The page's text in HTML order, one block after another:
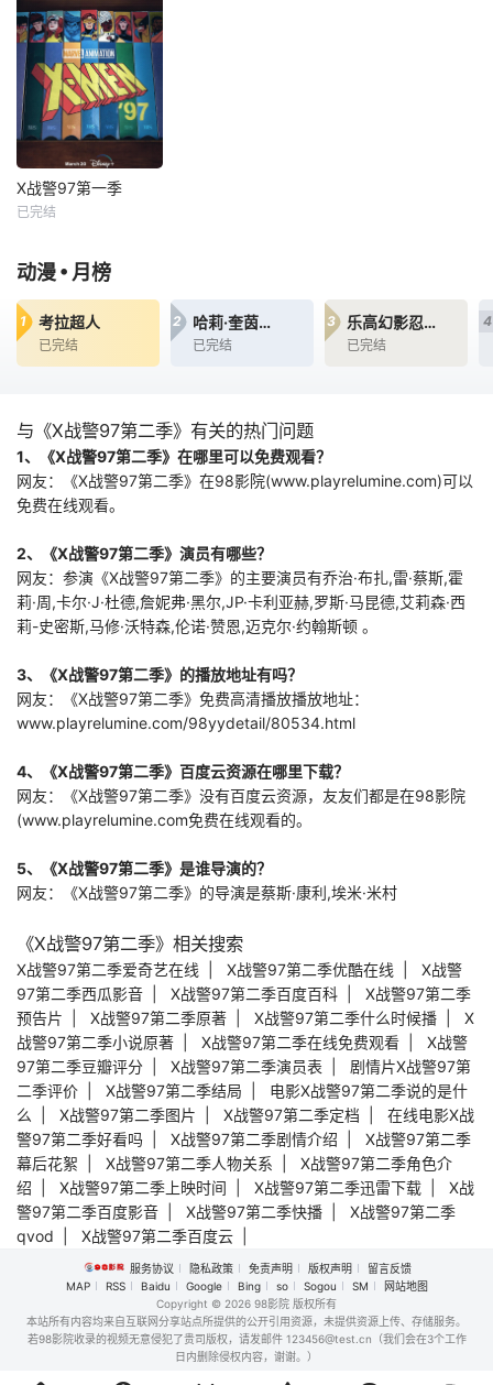
间线，从过去，到
未来，而他们将在
最脆弱的时间点遭
遇袭击——如今，1
990年代。天启发
威，大战来临。
X战警97第一季
艾莉森·西莉-史密斯
该剧是90年代X战
警系列动画续集，
万磁王领导X战
警。 &amp;nbsp;
p; &amp;nbsp; &a
mp;nbsp; &amp;nb
sp; &amp;nbsp; &a
mp;nbsp; &amp;nb
X战警97第一季
已完结
动漫• 月榜
1 考拉超人
已完结
2 哈莉·奎茵第五季
已完结
3 乐高幻影忍者：神龙崛起
已完结
4
与《X战警97第二季》有关的热门问题
1、《X战警97第二季》在哪里可以免费观看？
网友：《X战警97第二季》在98影院(www.playrelumine.com)可以
免费在线观看。
2、《X战警97第二季》演员有哪些？
网友：参演《X战警97第二季》的主要演员有乔治·布扎,雷·蔡斯,霍
莉·周,卡尔·J·杜德,詹妮弗·黑尔,JP·卡利亚赫,罗斯·马昆德,艾莉森·西
莉-史密斯,马修·沃特森,伦诺·赞恩,迈克尔·约翰斯顿 。
3、《X战警97第二季》的播放地址有吗？
网友：《X战警97第二季》免费高清播放播放地址：
www.playrelumine.com/98yydetail/80534.html
4、《X战警97第二季》百度云资源在哪里下载？
网友：《X战警97第二季》没有百度云资源，友友们都是在98影院
(www.playrelumine.com免费在线观看的。
5、《X战警97第二季》是谁导演的？
网友：《X战警97第二季》的导演是蔡斯·康利,埃米·米村
《X战警97第二季》相关搜索
X战警97第二季爱奇艺在线 X战警97第二季优酷在线
X战警
97第二季西瓜影音
X战警97第二季百度百科
X战警97第二季
预告片
X战警97第二季原著 X战警97第二季什么时候播
X
战警97第二季小说原著
X战警97第二季在线免费观看
X战警
97第二季豆瓣评分
X战警97第二季演员表
剧情片X战警97第
二季评价
X战警97第二季结局
电影X战警97第二季说的是什
么
X战警97第二季图片 X战警97第二季定档
在线电影X战
警97第二季好看吗
X战警97第二季剧情介绍
X战警97第二季
幕后花絮
X战警97第二季人物关系
X战警97第二季角色介
绍
X战警97第二季上映时间 X战警97第二季迅雷下载
X战
警97第二季百度影音
X战警97第二季快播
X战警97第二季
qvod
X战警97第二季百度云
服务协议 隐私政策 免责声明 版权声明
留言反馈
MAP
RSS Baidu Google Bing so Sogou SM
网站地图
Copyright © 2026 98影院 版权所有
本站所有内容均来自互联网分享站点所提供的公开引用资源，未提供资源上传、存储服务。
若98影院收录的视频无意侵犯了贵司版权，请发邮件 123456@test.cn（我们会在3个工作
日内删除侵权内容，谢谢。）